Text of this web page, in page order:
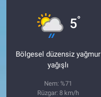
5°
Bölgesel düzensiz yağmur
yağışlı
Nem: %71
Rüzgar: 8 km/h